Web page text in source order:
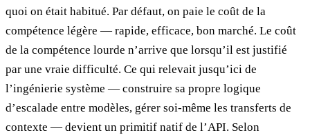
quoi on était habitué. Par défaut, on paie le coût de la
compétence légère — rapide, efficace, bon marché. Le coût
de la compétence lourde n’arrive que lorsqu’il est justifié
par une vraie difficulté. Ce qui relevait jusqu’ici de
l’ingénierie système — construire sa propre logique
d’escalade entre modèles, gérer soi-même les transferts de
contexte — devient un primitif natif de l’API. Selon